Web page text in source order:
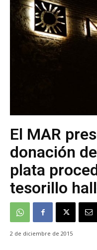
El MAR
donación
plata
tesorillo
2 de diciembre de 2015